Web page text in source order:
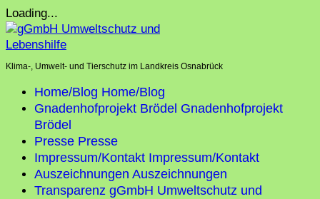
Skip
to
content
Loading...
Klima-, Umwelt- und Tierschutz im Landkreis Osnabrück
Home/Blog Home/Blog
Gnadenhofprojekt Brödel Gnadenhofprojekt
Brödel
Presse Presse
Impressum/Kontakt Impressum/Kontakt
Auszeichnungen Auszeichnungen
Transparenz gGmbH Umweltschutz und